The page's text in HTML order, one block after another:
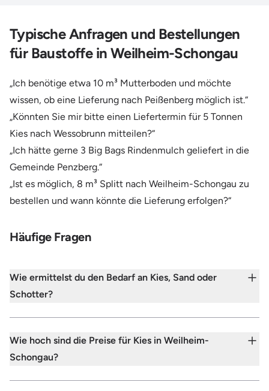
Typische Anfragen und Bestellungen
für Baustoffe in Weilheim-Schongau
„Ich benötige etwa 10 m³ Mutterboden und möchte
wissen, ob eine Lieferung nach Peißenberg möglich ist.“
„Könnten Sie mir bitte einen Liefertermin für 5 Tonnen
Kies nach Wessobrunn mitteilen?“
„Ich hätte gerne 3 Big Bags Rindenmulch geliefert in die
Gemeinde Penzberg.“
„Ist es möglich, 8 m³ Splitt nach Weilheim-Schongau zu
bestellen und wann könnte die Lieferung erfolgen?“
Häufige Fragen
Wie ermittelst du den Bedarf an Kies, Sand oder
Schotter?
Wie hoch sind die Preise für Kies in Weilheim-
Schongau?